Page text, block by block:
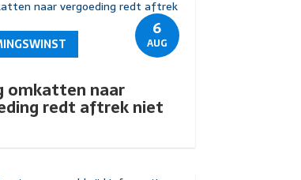
omkatten naar
redt aftrek niet
6
AUG